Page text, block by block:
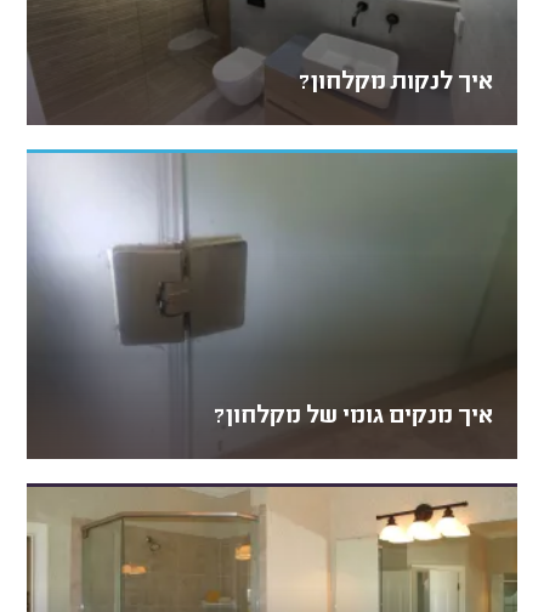
איך לנקות מקלחון?
איך מנקים גומי של מקלחון?